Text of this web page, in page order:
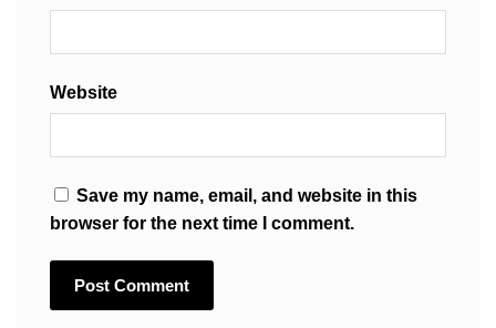
Website
Save my name, email, and website in this
browser for the next time I comment.